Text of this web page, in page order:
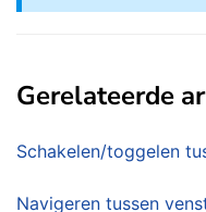
Gerelateerde
Schakelen/toggelen
Navigeren tussen